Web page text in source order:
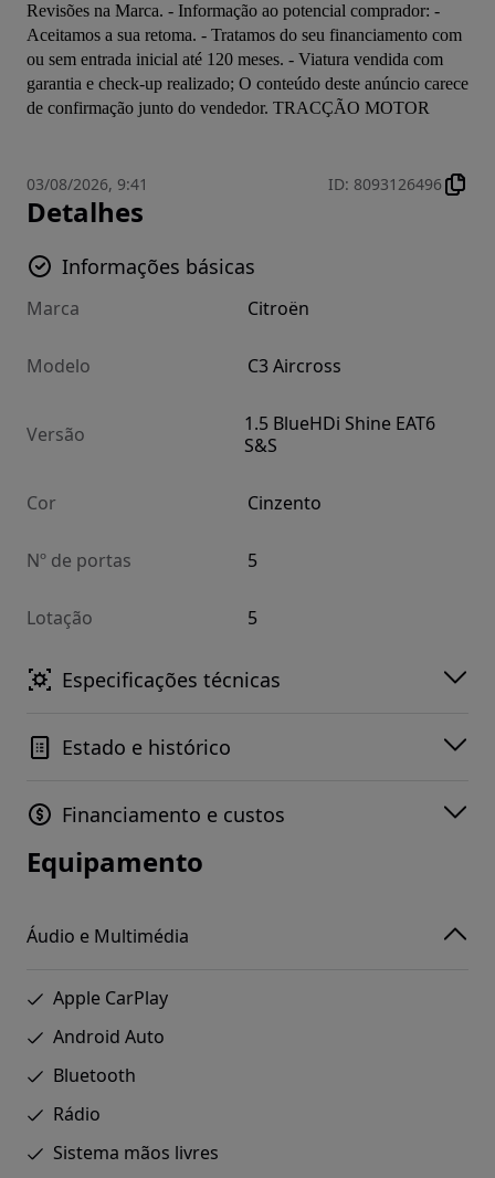
Revisões na Marca. - Informação ao potencial comprador: -
Aceitamos a sua retoma. - Tratamos do seu financiamento com
ou sem entrada inicial até 120 meses. - Viatura vendida com
garantia e check-up realizado; O conteúdo deste anúncio carece
de confirmação junto do vendedor. TRACÇÃO MOTOR
03/08/2026, 9:41 ID: 8093126496
Detalhes
Informações básicas
Marca Citroën
Modelo C3 Aircross
Versão
1.5 BlueHDi Shine EAT6
S&S
Cor Cinzento
Nº de portas 5
Lotação 5
Especificações técnicas
Estado e histórico
Financiamento e custos
Equipamento
Áudio e Multimédia
Apple CarPlay
Android Auto
Bluetooth
Rádio
Sistema mãos livres